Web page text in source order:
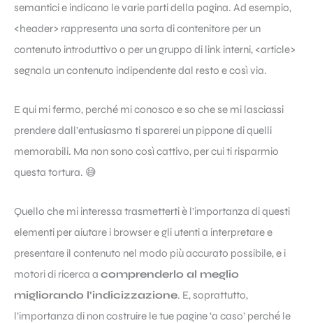
semantici e indicano le varie parti della pagina. Ad esempio,
<header> rappresenta una sorta di contenitore per un
contenuto introduttivo o per un gruppo di link interni, <article>
segnala un contenuto indipendente dal resto e così via.
E qui mi fermo, perché mi conosco e so che se mi lasciassi
prendere dall’entusiasmo ti sparerei un pippone di quelli
memorabili. Ma non sono così cattivo, per cui ti risparmio
questa tortura. 😅
Quello che mi interessa trasmetterti è l’importanza di questi
elementi per aiutare i browser e gli utenti a interpretare e
presentare il contenuto nel modo più accurato possibile, e i
motori di ricerca a comprenderlo al meglio
migliorando l’indicizzazione. E, soprattutto,
l’importanza di non costruire le tue pagine ‘a caso’ perché le